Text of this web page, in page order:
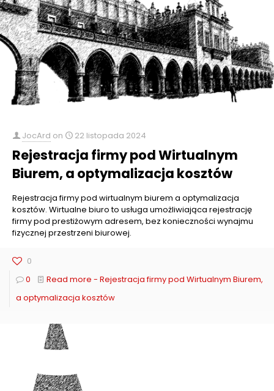
JocArd on 22 listopada 2024
Rejestracja firmy pod Wirtualnym
Biurem, a optymalizacja kosztów
Rejestracja firmy pod wirtualnym biurem a optymalizacja
kosztów. Wirtualne biuro to usługa umożliwiająca rejestrację
firmy pod prestiżowym adresem, bez konieczności wynajmu
fizycznej przestrzeni biurowej.
0
0
Read more - Rejestracja firmy pod Wirtualnym Biurem,
a optymalizacja kosztów